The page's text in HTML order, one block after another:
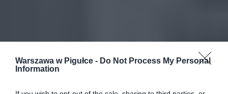
Warszawa w Pigułce - Do Not Process My Personal
Information